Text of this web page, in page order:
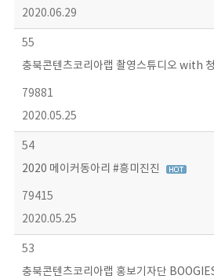
2020.06.29
55
충북콘텐츠코리아랩 촬영스튜디오 with
79881
2020.05.25
54
2020 메이커동아리 #흥미진진
79415
2020.05.25
53
충북콘텐츠코리아랩 홍보기자단